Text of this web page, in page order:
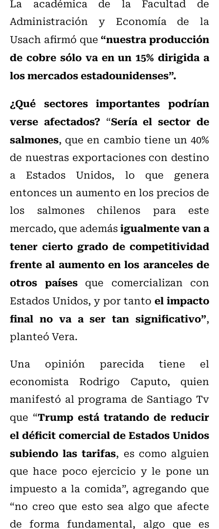
La académica de la Facultad de
Administración y Economía de la
Usach afirmó que“nuestra producción
de cobre sólo va en un 15% dirigida a
los mercados estadounidenses”.
¿Qué sectores importantes podrían
verse afectados?“Sería el sector de
salmones, que en cambio tiene un 40%
de nuestras exportaciones con destino
a Estados Unidos, lo que genera
entonces un aumento en los precios de
los salmones chilenos para este
mercado, que ademásigualmente van a
tener cierto grado de competitividad
frente al aumento en los aranceles de
otros paísesque comercializan con
Estados Unidos, y por tanto el impacto
final no va a ser tan significativo”,
planteó Vera.
Una opinión parecida tiene el
economista Rodrigo Caputo, quien
manifestó al programa de Santiago Tv
que “Trump está tratando de reducir
el déficit comercial de Estados Unidos
subiendo las tarifas, es como alguien
que hace poco ejercicio y le pone un
impuesto a la comida”, agregando que
“no creo que esto sea algo que afecte
de forma fundamental, algo que es